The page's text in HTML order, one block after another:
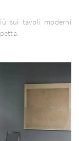
sui tavoli moderni